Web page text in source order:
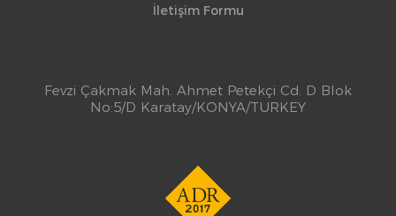
İletişim Formu
Fevzi Çakmak Mah. Ahmet Petekçi Cd. D Blok
No:5/D Karatay/KONYA/TURKEY